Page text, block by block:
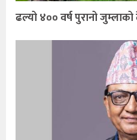
ढल्यो ४०० वर्ष पुरानो